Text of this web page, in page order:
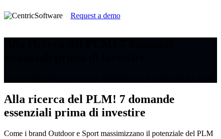
Request a demo
Alla ricerca del PLM! 7 domande
essenziali prima di investire
Come i brand Outdoor e Sport massimizzano il potenziale del PLM